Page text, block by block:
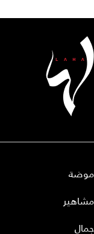
موضة
مشاهير
جمال